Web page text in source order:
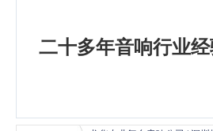
二十多年音响行业